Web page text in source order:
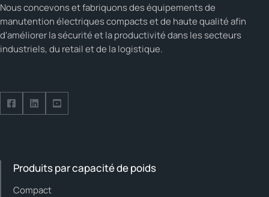
Nous concevons et fabriquons des équipements de
manutention électriques compacts et de haute qualité afin
d'améliorer la sécurité et la productivité dans les secteurs
industriels, du retail et de la logistique.
Suivez-nous sur Facebook
Suivez-nous sur LinkedIn
Suivez-nous sur YouTube
Produits par capacité de poids
Compact